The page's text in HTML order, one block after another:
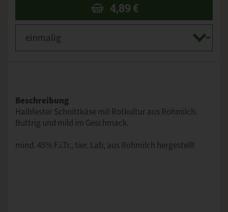
4,89 €
Beschreibung
Halbfester Schnittkäse mit Rotkultur aus Rohmilch.
Buttrig und mild im Geschmack.
mind. 45% F.i.Tr., tier. Lab, aus Rohmilch hergestellt